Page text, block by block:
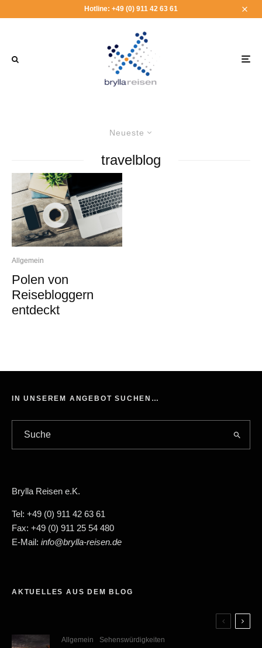
Hotline: +49 (0) 911 42 63 61
Neueste
travelblog
Allgemein
Polen von
Reisebloggern
entdeckt
IN UNSEREM ANGEBOT SUCHEN…
Brylla Reisen e.K.
Tel: +49 (0) 911 42 63 61
Fax: +49 (0) 911 25 54 480
E-Mail: info@brylla-reisen.de
AKTUELLES AUS DEM BLOG
Allgemein Sehenswürdigkeiten